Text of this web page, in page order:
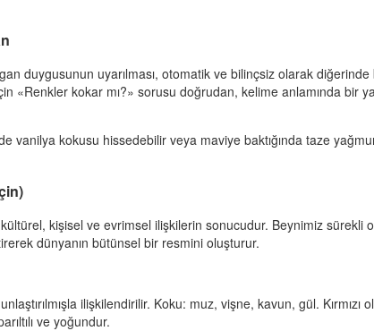
duygusunun uyarılması, otomatik ve bilinçsiz olarak
«Renkler kokar mı?» sorusu doğrudan, kelime anlamında bir
vanilya kokusu hissedebilir veya maviye baktığında taze
kişisel ve evrimsel ilişkilerin sonucudur. Beynimiz sürekli
dünyanın bütünsel bir resmini oluşturur.
ilişkilendirilir. Koku: muz, vişne, kavun, gül. Kırmızı
ve yoğundur.